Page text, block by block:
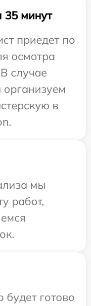
35 минут
приедет по
осмотра
случае
в
мы
работ,
будет готово